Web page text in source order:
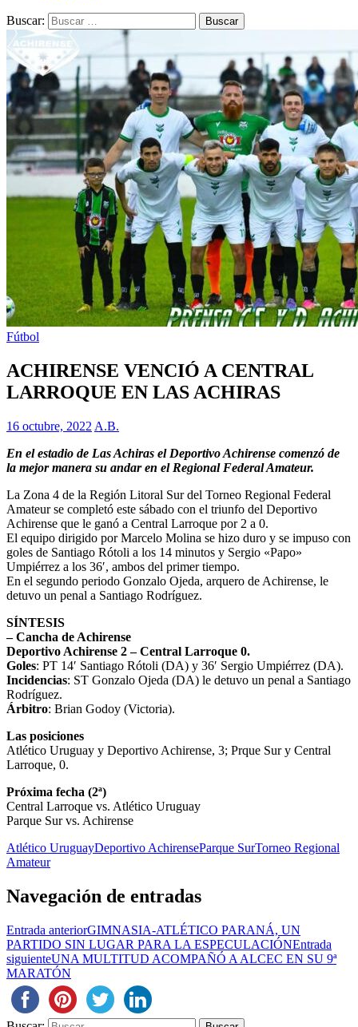
Buscar:
Fútbol
ACHIRENSE VENCIÓ A CENTRAL
LARROQUE EN LAS ACHIRAS
16 octubre, 2022 A.B.
En el estadio de Las Achiras el Deportivo Achirense comenzó de
la mejor manera su andar en el Regional Federal Amateur.
La Zona 4 de la Región Litoral Sur del Torneo Regional Federal
Amateur se completó este sábado con el triunfo del Deportivo
Achirense que le ganó a Central Larroque por 2 a 0.
El equipo dirigido por Marcelo Molina se hizo duro y se impuso con
goles de Santiago Rótoli a los 14 minutos y Sergio «Papo»
Umpiérrez a los 36′, ambos del primer tiempo.
En el segundo periodo Gonzalo Ojeda, arquero de Achirense, le
detuvo un penal a Santiago Rodríguez.
SÍNTESIS
– Cancha de Achirense
Deportivo Achirense 2 – Central Larroque 0.
Goles: PT 14′ Santiago Rótoli (DA) y 36′ Sergio Umpiérrez (DA).
Incidencias: ST Gonzalo Ojeda (DA) le detuvo un penal a Santiago
Rodríguez.
Árbitro: Brian Godoy (Victoria).
Las posiciones
Atlético Uruguay y Deportivo Achirense, 3; Prque Sur y Central
Larroque, 0.
Próxima fecha (2ª)
Central Larroque vs. Atlético Uruguay
Parque Sur vs. Achirense
Atlético UruguayDeportivo AchirenseParque SurTorneo Regional
Amateur
Navegación de entradas
Entrada anteriorGIMNASIA-ATLÉTICO PARANÁ, UN
PARTIDO SIN LUGAR PARA LA ESPECULACIÓNEntrada
siguienteUNA MULTITUD ACOMPAÑÓ A ALCEC EN SU 9ª
MARATÓN